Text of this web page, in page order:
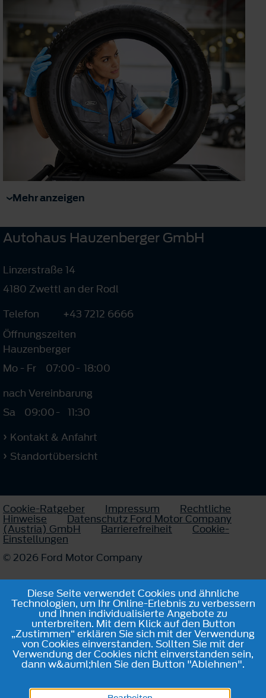
Mehr anzeigen
Autohaus Hauzenberger GmbH
Linzerstraße 14
4180 Zwettl an der Rodl
Telefon
+43 7212 6666
Öffnungszeiten
Hauzenberger
Mo - Fr
07:00- 18:00
nach Vereinbarung
Sa
09:00- 11:30
Kontakt & Anfahrt
Standortübersicht
Cookie-Ratgeber Impressum Rechtliche
Hinweise Datenschutz Ford Motor Company
(Austria) GmbH Barrierefreiheit Cookie-
Einstellungen
© 2026 Ford Motor Company
Diese Seite verwendet Cookies und ähnliche
Technologien, um Ihr Online-Erlebnis zu verbessern
und Ihnen individualisierte Angebote zu
unterbreiten. Mit dem Klick auf den Button
„Zustimmen“ erklären Sie sich mit der Verwendung
von Cookies einverstanden. Sollten Sie mit der
Verwendung der Cookies nicht einverstanden sein,
dann w&auml;hlen Sie den Button "Ablehnen".